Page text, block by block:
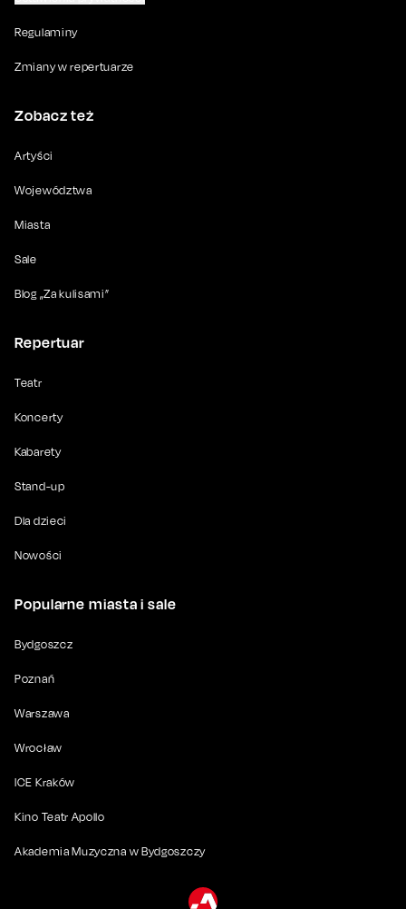
Regulaminy
Zmiany w repertuarze
Zobacz też
Artyści
Województwa
Miasta
Sale
Blog „Za kulisami”
Repertuar
Teatr
Koncerty
Kabarety
Stand-up
Dla dzieci
Nowości
Popularne miasta i sale
Bydgoszcz
Poznań
Warszawa
Wrocław
ICE Kraków
Kino Teatr Apollo
Akademia Muzyczna w Bydgoszczy